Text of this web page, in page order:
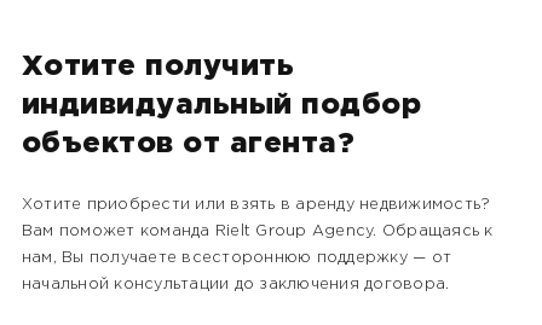
Хотите получить
индивидуальный подбор
объектов от агента?
Хотите приобрести или взять в аренду недвижимость?
Вам поможет команда Rielt Group Agency. Обращаясь к
нам, Вы получаете всестороннюю поддержку — от
начальной консультации до заключения договора.